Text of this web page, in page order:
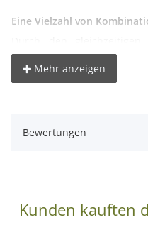
Eine Vielzahl von
ausgleichen.
Material: Aluminium
1x Step-Down Ring /
Mehr anzeigen
Bewertungen
Kunden kauften